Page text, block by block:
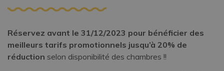
Réservez avant le 31/12/2023 pour bénéficier des
meilleurs tarifs promotionnels jusqu’à 20% de
réduction selon disponibilité des chambres !!